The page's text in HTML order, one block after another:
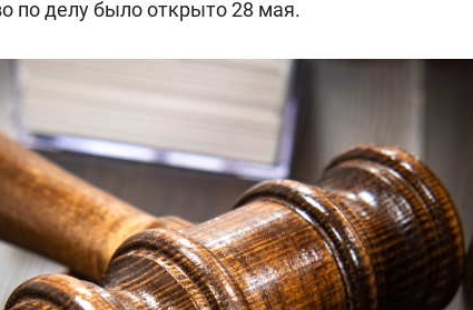
по делу было открыто 28 мая.
ID вместо ключа: какой будет